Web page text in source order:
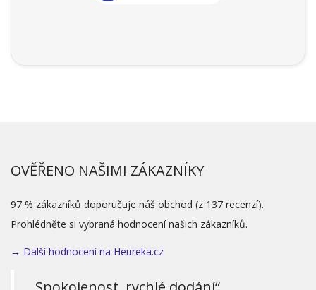
OVĚŘENO NAŠIMI ZÁKAZNÍKY
97 % zákazníků doporučuje náš obchod (z 137 recenzí).
Prohlédněte si vybraná hodnocení našich zákazníků.
→ Další hodnocení na Heureka.cz